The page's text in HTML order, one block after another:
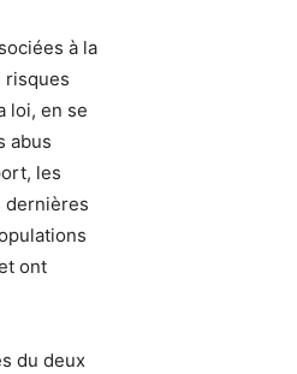
à la
risques
loi, en se
abus
les
dernières
ont
du deux